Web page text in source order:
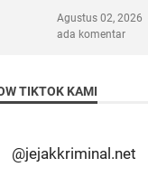
Agustus 02, 2026
ada komentar
TIKTOK KAMI
@jejakkriminal.net